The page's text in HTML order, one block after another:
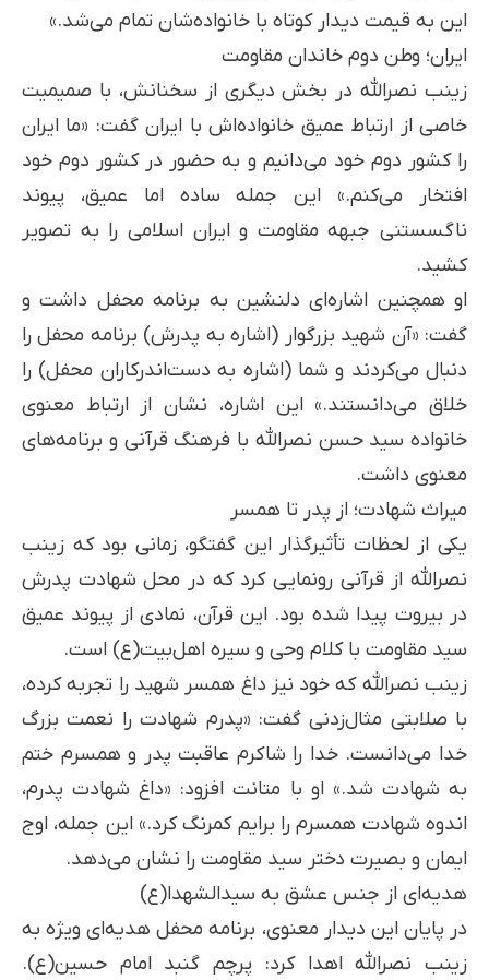
این به قیمت دیدار کوتاه با خانواده‌شان تمام می‌شد.»
ایران؛ وطن دوم خاندان مقاومت
زینب نصرالله در بخش دیگری از سخنانش، با صمیمیت
خاصی از ارتباط عمیق خانواده‌اش با ایران گفت: «ما ایران
را کشور دوم خود می‌دانیم و به حضور در کشور دوم خود
افتخار می‌کنم.» این جمله ساده اما عمیق، پیوند
ناگسستنی جبهه مقاومت و ایران اسلامی را به تصویر
کشید.
او همچنین اشاره‌ای دلنشین به برنامه محفل داشت و
گفت: «آن شهید بزرگوار (اشاره به پدرش) برنامه محفل را
دنبال می‌کردند و شما (اشاره به دست‌اندرکاران محفل) را
خلاق می‌دانستند.» این اشاره، نشان از ارتباط معنوی
خانواده سید حسن نصرالله با فرهنگ قرآنی و برنامه‌های
معنوی داشت.
میراث شهادت؛ از پدر تا همسر
یکی از لحظات تأثیرگذار این گفتگو، زمانی بود که زینب
نصرالله از قرآنی رونمایی کرد که در محل شهادت پدرش
در بیروت پیدا شده بود. این قرآن، نمادی از پیوند عمیق
سید مقاومت با کلام وحی و سیره اهل‌بیت(ع) است.
زینب نصرالله که خود نیز داغ همسر شهید را تجربه کرده،
با صلابتی مثال‌زدنی گفت: «پدرم شهادت را نعمت بزرگ
خدا می‌دانست. خدا را شاکرم عاقبت پدر و همسرم ختم
به شهادت شد.» او با متانت افزود: «داغ شهادت پدرم،
اندوه شهادت همسرم را برایم کمرنگ کرد.» این جمله، اوج
ایمان و بصیرت دختر سید مقاومت را نشان می‌دهد.
هدیه‌ای از جنس عشق به سیدالشهدا(ع)
در پایان این دیدار معنوی، برنامه محفل هدیه‌ای ویژه به
زینب نصرالله اهدا کرد: پرچم گنبد امام حسین(ع).